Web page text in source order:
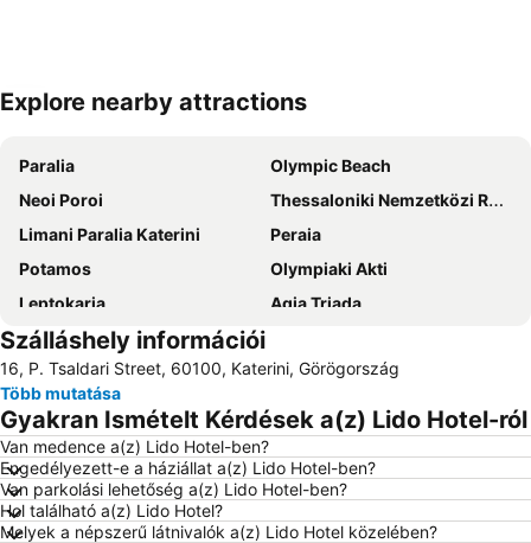
Nagy méretű térkép
Explore nearby attractions
Paralia
Olympic Beach
Neoi Poroi
Thessaloniki Nemzetközi Repülőtér Macedonia
Limani Paralia Katerini
Peraia
Potamos
Olympiaki Akti
Leptokaria
Agia Triada
Olympos
Korinos
Paralia 1
Neoi Epivates
Kallithea
Aggelochori
Nea Mixaniona seafront
Mount Olympus
The port of Platamona
Touzla
Szálláshely információi
16, P. Tsaldari Street, 60100, Katerini, Görögország
Több mutatása
Gyakran Ismételt Kérdések a(z) Lido Hotel-ról
Van medence a(z) Lido Hotel-ben?
Engedélyezett-e a háziállat a(z) Lido Hotel-ben?
Van parkolási lehetőség a(z) Lido Hotel-ben?
Hol található a(z) Lido Hotel?
Melyek a népszerű látnivalók a(z) Lido Hotel közelében?